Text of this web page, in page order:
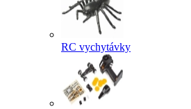
RC vychytávky